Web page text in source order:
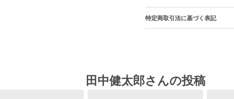
特定商取引法に基づく表記
田中健太郎さんの投稿